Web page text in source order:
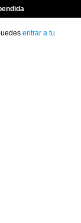
entrar a tu